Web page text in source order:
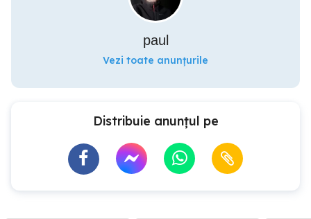
paul
Vezi toate anunțurile
Distribuie anunțul pe